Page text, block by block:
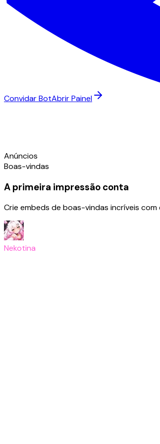
Convidar BotAbrir Painel
Anúncios
Boas-vindas
A primeira impressão conta
Crie embeds de boas-vindas incríveis
Nekotina